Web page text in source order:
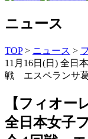
ニュース
TOP> ニュース >
11月16日(日) 全日
戦 エスペランサ
【フィオー
全日本女子